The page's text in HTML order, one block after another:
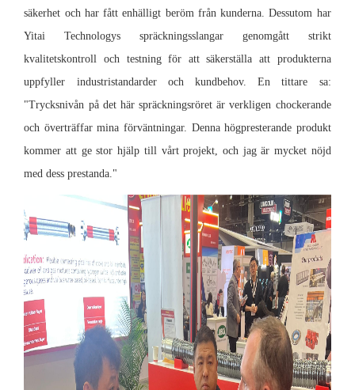
säkerhet och har fått enhälligt beröm från kunderna. Dessutom har
Yitai Technologys spräckningsslangar genomgått strikt
kvalitetskontroll och testning för att säkerställa att produkterna
uppfyller industristandarder och kundbehov. En tittare sa:
"Trycksnivån på det här spräckningsröret är verkligen chockerande
och överträffar mina förväntningar. Denna högpresterande produkt
kommer att ge stor hjälp till vårt projekt, och jag är mycket nöjd
med dess prestanda."